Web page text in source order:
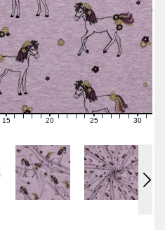
1516171819 20 21222324252627282930 31